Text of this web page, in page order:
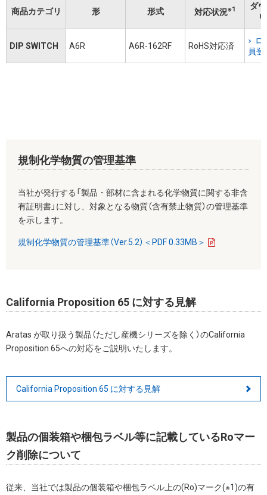
商品カテゴリ 形 形式 対応状況※1
ダ
DIP SWITCH A6R A6R-162RF RoHS対応済
ロ
員登
規制化学物質の管理基準
当社が発行する「製品・部材に含まれる化学物質に関する非含
有証明書」に対し、対象となる物質（含有禁止物質）の管理基準
を示します。
規制化学物質の管理基準（Ver.5.2）＜PDF 0.33MB＞
California Proposition 65 に対する見解
Aratas が取り扱う製品（ただし産機シリーズを除く）のCalifornia
Proposition 65への対応をご説明いたします。
California Proposition 65 に対する見解
製品の個装箱や梱包ラベル等に記載しているRoマー
ク削除について
従来、当社では製品の個装箱や梱包ラベル上の(Ro)マーク(※1)の有